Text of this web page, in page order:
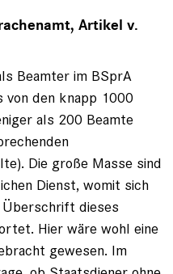
Artikel v.
Beamter im BSprA
von den knapp 1000
als 200 Beamte
Die große Masse sind
Dienst, womit sich
dieses
Hier wäre wohl eine
gewesen. Im